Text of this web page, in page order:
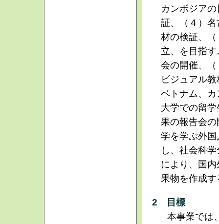
カンボジア
証、（４）
材の検証、
立、を目指
会の開催、
ビジュアル
ベトナム、
大学での留
果の報告会
学を学ぶ外
し、社会科
により、国
果物を作成
2 目標
本事業では